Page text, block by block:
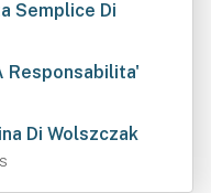
Semplice Di
Responsabilita'
Di Wolszczak